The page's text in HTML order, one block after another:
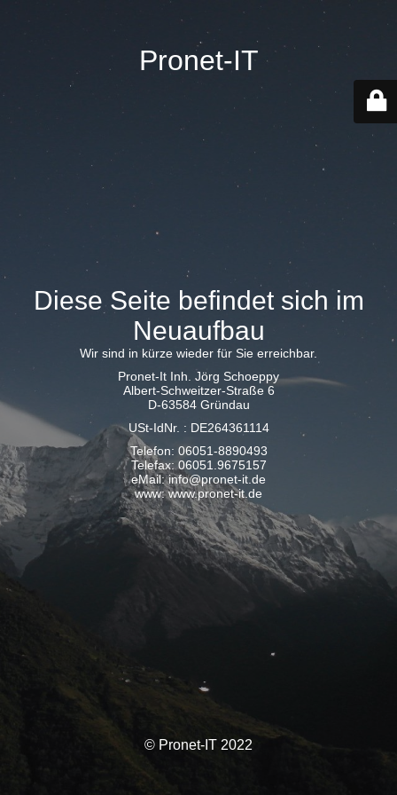
Pronet-IT
Diese Seite befindet sich im
Neuaufbau
Wir sind in kürze wieder für Sie erreichbar.
Pronet-It Inh. Jörg Schoeppy
Albert-Schweitzer-Straße 6
D-63584 Gründau
USt-IdNr. : DE264361114
Telefon: 06051-8890493
Telefax: 06051.9675157
eMail: info@pronet-it.de
www: www.pronet-it.de
© Pronet-IT 2022